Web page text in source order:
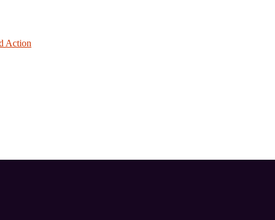
Action